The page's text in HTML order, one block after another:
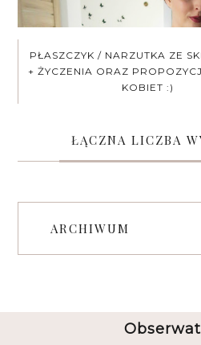
PŁASZCZYK / NARZUTKA ZE
+ ŻYCZENIA ORAZ
KOBIET :)
ŁĄCZNA LICZBA
ARCHIWUM